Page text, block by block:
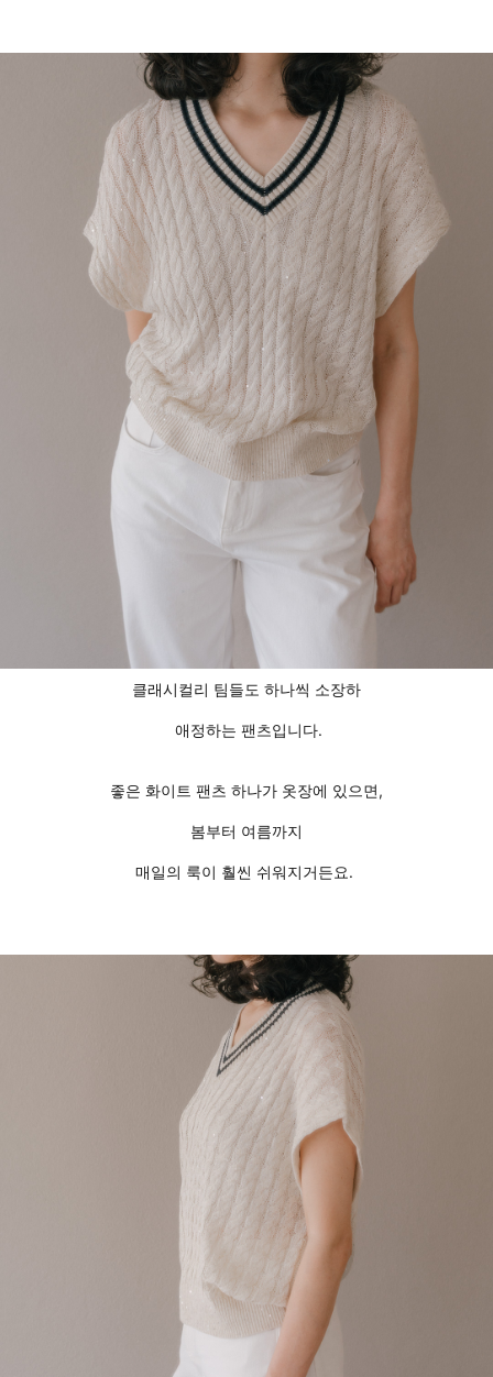
클래시컬리 팀들도 하나씩 소장하
애정하는 팬츠입니다.
좋은 화이트 팬츠 하나가 옷장에 있으면,
봄부터 여름까지
매일의 룩이 훨씬 쉬워지거든요.